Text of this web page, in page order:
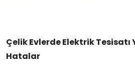
Çelik Evlerde Elektrik Tesisatı
Hatalar